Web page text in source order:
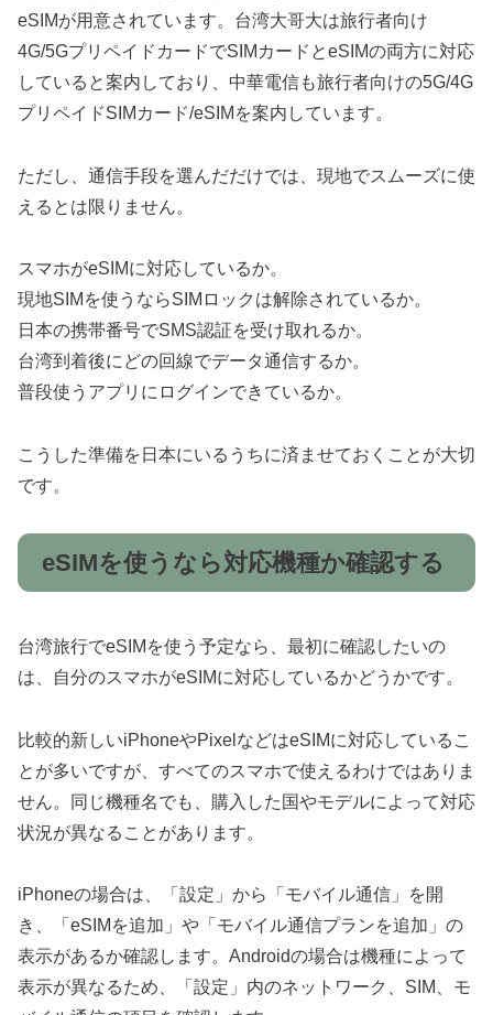
eSIMが用意されています。台湾大哥大は旅行者向け
4G/5GプリペイドカードでSIMカードとeSIMの両方に対応
していると案内しており、中華電信も旅行者向けの5G/4G
プリペイドSIMカード/eSIMを案内しています。
ただし、通信手段を選んだだけでは、現地でスムーズに使
えるとは限りません。
スマホがeSIMに対応しているか。
現地SIMを使うならSIMロックは解除されているか。
日本の携帯番号でSMS認証を受け取れるか。
台湾到着後にどの回線でデータ通信するか。
普段使うアプリにログインできているか。
こうした準備を日本にいるうちに済ませておくことが大切
です。
eSIMを使うなら対応機種か確認する
台湾旅行でeSIMを使う予定なら、最初に確認したいの
は、自分のスマホがeSIMに対応しているかどうかです。
比較的新しいiPhoneやPixelなどはeSIMに対応しているこ
とが多いですが、すべてのスマホで使えるわけではありま
せん。同じ機種名でも、購入した国やモデルによって対応
状況が異なることがあります。
iPhoneの場合は、「設定」から「モバイル通信」を開
き、「eSIMを追加」や「モバイル通信プランを追加」の
表示があるか確認します。Androidの場合は機種によって
表示が異なるため、「設定」内のネットワーク、SIM、モ